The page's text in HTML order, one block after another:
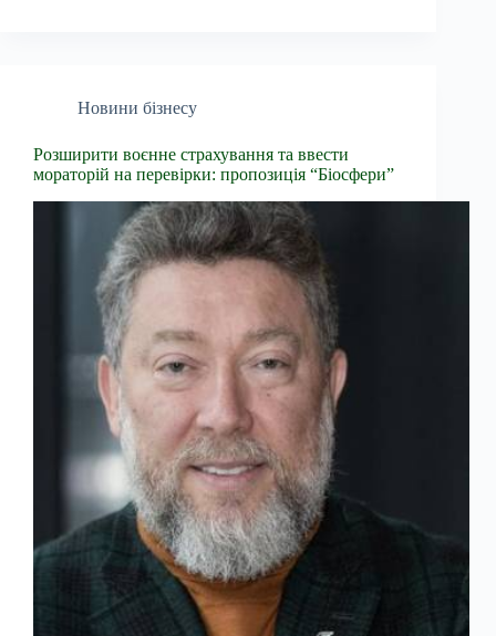
Новини бізнесу
Розширити воєнне страхування та ввести
мораторій на перевірки: пропозиція “Біосфери”